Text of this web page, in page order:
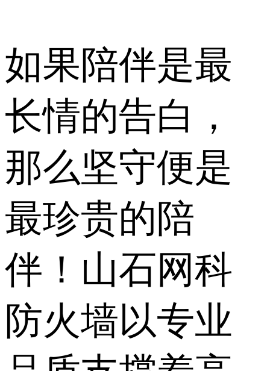
如果陪伴是最
长情的告白，
那么坚守便是
最珍贵的陪
伴！山石网科
防火墙以专业